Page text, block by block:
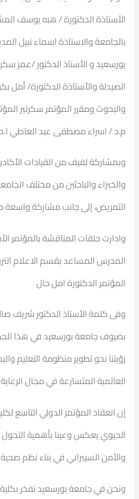
الأستاذة الدكتورة / هبه يوسف
بالجامعة والاستاذة اسماء نبيل
بورسعيد و الأستاذ الدكتور /عمر
الصيدلة والأستاذة الدكتورة/ أمل
والبحوث ومقرر المؤتمر سكرتير
م.د / اسراء مصطفى عبد العاطي ا.م
وبمشاركة لفيف من القيادات
والخبراء والباحثين من مختلف
التمريض، إلى جانب مشاركة واسعة
وادارت حلقات المناقشة بالمؤتمر
المدرس المساعد بقسم الاعلام
المؤتمر الدكتورة امل حال
وفى كلمة الأستاذ الدكتور شريف
بضيوف جامعة بورسعيد في هذا
رؤيتنا نحو تطوير منظومة التعليم
العالمية المتسارعة في مجال
إن انعقاد المؤتمر الدولي التاسع
الحيوي يعكس وعينا بأهمية
والأمن السيبراني في بناء نظم
ونحن في جامعة بورسعيد نفخر